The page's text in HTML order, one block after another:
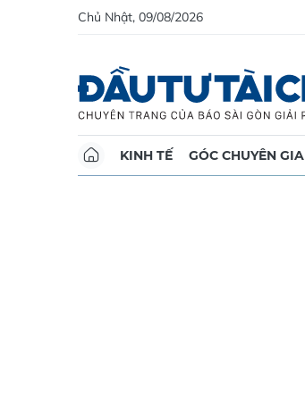
Chủ Nhật, 09/08/2026
KINH TẾ GÓC CHUYÊN GIA